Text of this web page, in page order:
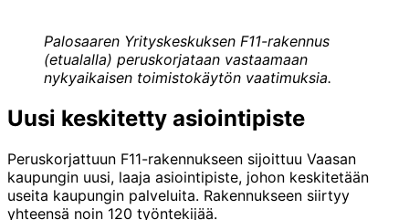
Palosaaren Yrityskeskuksen F11-rakennus
(etualalla) peruskorjataan vastaamaan
nykyaikaisen toimistokäytön vaatimuksia.
Uusi keskitetty asiointipiste
Peruskorjattuun F11-rakennukseen sijoittuu Vaasan
kaupungin uusi, laaja asiointipiste, johon keskitetään
useita kaupungin palveluita. Rakennukseen siirtyy
yhteensä noin 120 työntekijää.